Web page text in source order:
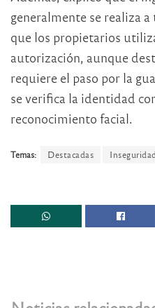
generalmente se realiza
que los propietarios
autorización, aunque
requiere el paso por la
se verifica la identidad
reconocimiento facial.
Temas: Destacadas Inseguridad